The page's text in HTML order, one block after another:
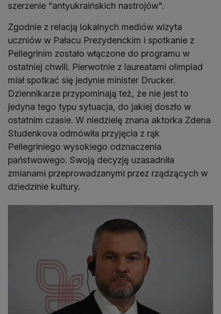
szerzenie "antyukraińskich nastrojów".
Zgodnie z relacją lokalnych mediów wizyta
uczniów w Pałacu Prezydenckim i spotkanie z
Pellegrinim zostało włączone do programu w
ostatniej chwili. Pierwotnie z laureatami olimpiad
miał spotkać się jedynie minister Drucker.
Dziennikarze przypominają też, że nie jest to
jedyna tego typu sytuacja, do jakiej doszło w
ostatnim czasie. W niedzielę znana aktorka Zdena
Studenkova odmówiła przyjęcia z rąk
Pellegriniego wysokiego odznaczenia
państwowego. Swoją decyzję uzasadniła
zmianami przeprowadzanymi przez rządzących w
dziedzinie kultury.